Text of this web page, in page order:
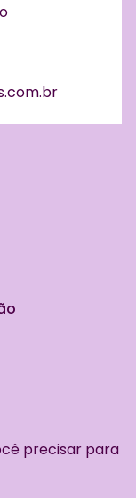
precisar para